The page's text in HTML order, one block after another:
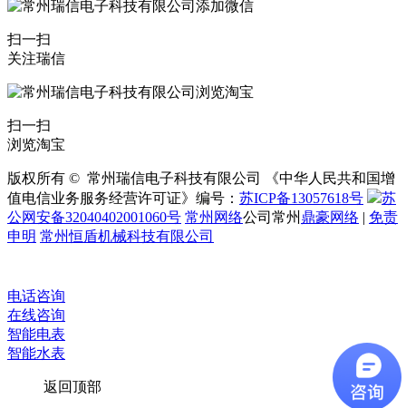
扫一扫
关注瑞信
扫一扫
浏览淘宝
版权所有 © 常州瑞信电子科技有限公司 《中华人民共和国增
值电信业务服务经营许可证》编号： 苏ICP备13057618号
苏
公网安备32040402001060号 常州网络公司常州 鼎豪网络 | 免责
申明 常州恒盾机械科技有限公司
电话咨询
在线咨询
智能电表
智能水表
返回顶部